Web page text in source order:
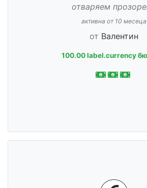
отваряем
активна от 10 месеца
от Валентин
100.00 label.currency